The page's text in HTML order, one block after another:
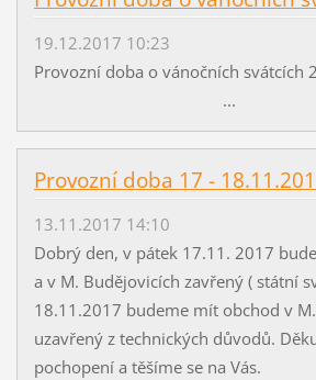
19.12.2017 10:23
Provozní doba o vánočních svátcích
...
Provozní doba 17 -
13.11.2017 14:10
Dobrý den, v pátek 17.11. 2017
a v M. Budějovicích zavřený ( státní
18.11.2017 budeme mít obchod v
uzavřený z technických důvodů.
pochopení a těšíme se na Vás.